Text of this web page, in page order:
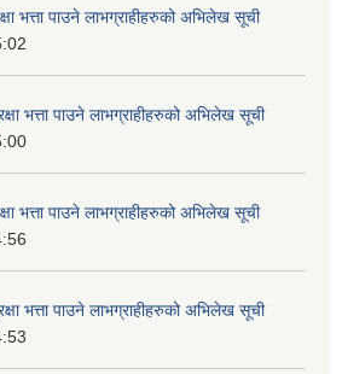
भत्ता पाउने लाभग्राहीहरुको अभिलेख सूची
भत्ता पाउने लाभग्राहीहरुको अभिलेख सूची
भत्ता पाउने लाभग्राहीहरुको अभिलेख सूची
भत्ता पाउने लाभग्राहीहरुको अभिलेख सूची